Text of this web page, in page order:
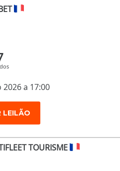
a 17:00
LEILÃO
TOURISME